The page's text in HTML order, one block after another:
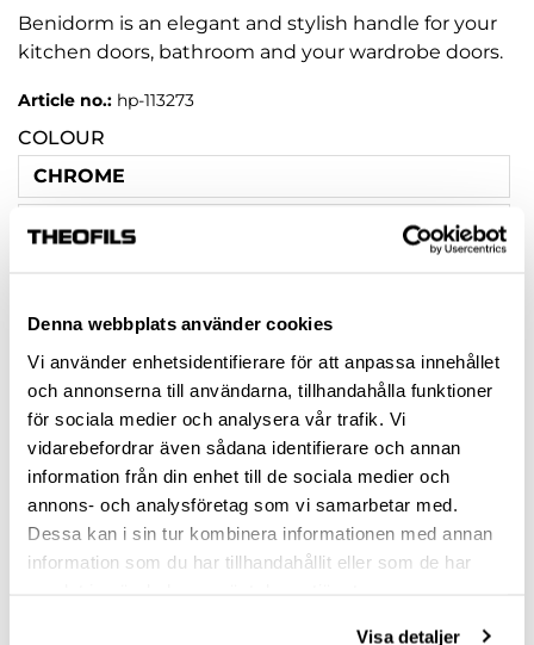
Denna webbplats använder cookies
Vi använder enhetsidentifierare för att anpassa innehållet
och annonserna till användarna, tillhandahålla funktioner
för sociala medier och analysera vår trafik. Vi
vidarebefordrar även sådana identifierare och annan
information från din enhet till de sociala medier och
annons- och analysföretag som vi samarbetar med.
Dessa kan i sin tur kombinera informationen med annan
information som du har tillhandahållit eller som de har
Visa detaljer
Benidorm is an elegant and stylish handle for your
kitchen doors, bathroom and your wardrobe doors.
Article no.: hp-113273
COLOUR
CHROME
MATT BLACK
MATT BRASS
AGED BRASS
HOLE SPACING (MM)
128
160
SCREW INCLUDED